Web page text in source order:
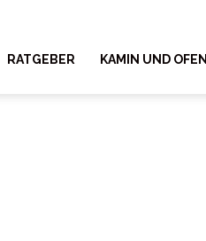
RATGEBER KAMIN UND OFEN